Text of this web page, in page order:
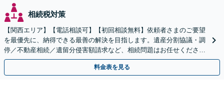
相続税対策
【関西エリア】【電話相談可】【初回相談無料】依頼者さまのご要望
を最優先に、納得できる最善の解決を目指します。遺産分割協議・調
停／不動産相続／遺留分侵害額請求など、相続問題はお任せください
【出張相談可】紛争化したトラブルのご相談も対応します
料金表を見る